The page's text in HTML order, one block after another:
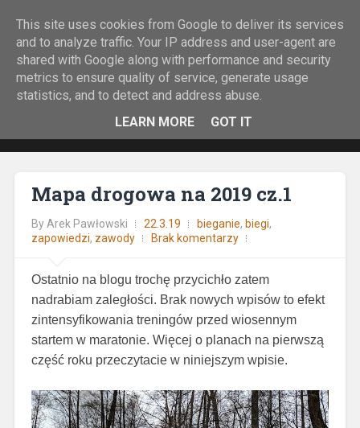
Rock&Run
O bieganiu z górskiej perspektywy.
Mapa drogowa na 2019 cz.1
ByArek Pawłowski 22.3.19 bieganie, biegi,
zapowiedzi, zawody Brak komentarzy
Ostatnio na blogu trochę przycichło zatem
nadrabiam zaległości. Brak nowych wpisów to efekt
zintensyfikowania treningów przed wiosennym
startem w maratonie. Więcej o planach na pierwszą
część roku przeczytacie w niniejszym wpisie.
This site uses cookies from Google to deliver its services
and to analyze traffic. Your IP address and user-agent are
shared with Google along with performance and security
metrics to ensure quality of service, generate usage
statistics, and to detect and address abuse.
LEARN MORE
GOT IT